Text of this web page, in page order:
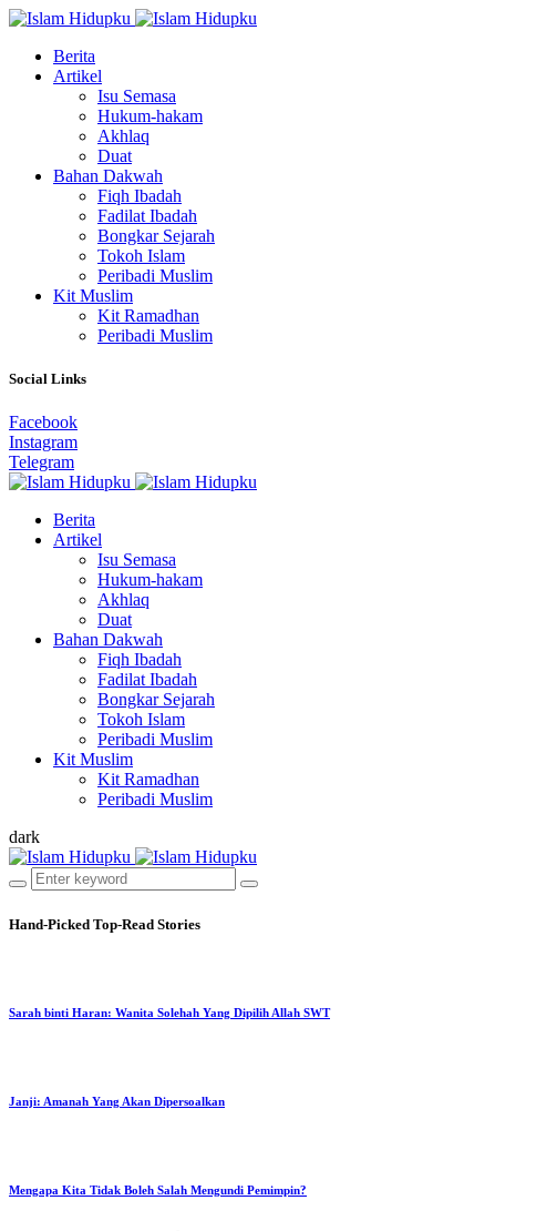
Berita
Artikel
Isu Semasa
Hukum-hakam
Akhlaq
Duat
Bahan Dakwah
Fiqh Ibadah
Fadilat Ibadah
Bongkar Sejarah
Tokoh Islam
Peribadi Muslim
Kit Muslim
Kit Ramadhan
Peribadi Muslim
Social Links
Facebook
Instagram
Telegram
Berita
Artikel
Isu Semasa
Hukum-hakam
Akhlaq
Duat
Bahan Dakwah
Fiqh Ibadah
Fadilat Ibadah
Bongkar Sejarah
Tokoh Islam
Peribadi Muslim
Kit Muslim
Kit Ramadhan
Peribadi Muslim
dark
Hand-Picked Top-Read Stories
Sarah binti Haran: Wanita Solehah Yang Dipilih Allah SWT
Janji: Amanah Yang Akan Dipersoalkan
Mengapa Kita Tidak Boleh Salah Mengundi Pemimpin?